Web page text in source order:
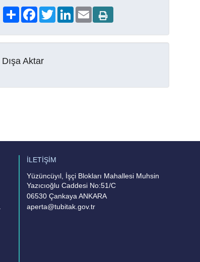
ShareFacebookTwitterLinkedIn
Email
Dışa Aktar
İLETİŞİM
Yüzüncüyıl, İşçi Blokları Mahallesi Muhsin
Yazıcıoğlu Caddesi No:51/C
06530 Çankaya ANKARA
aperta@tubitak.gov.tr